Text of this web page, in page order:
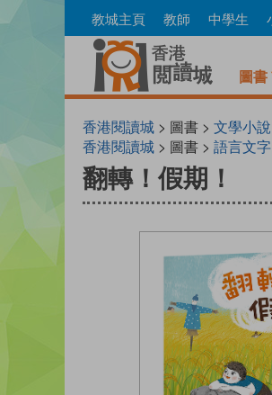
to
教城主頁 教師 中學生
圖書
香港閱讀城 > 圖書 > 文學小說
香港閱讀城 > 圖書 > 語言文字
翻轉！假期！